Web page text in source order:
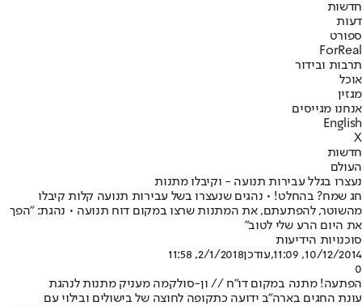
חדשות
דעות
ספורט
ForReal
תרבות ובידור
אוכל
מגזין
אנחנו מגייסים
English
X
חדשות
העולם
נעצרו בגלל עבירות תנועה - וקיבלו מתנות
חג שמח? בהחלט! • נהגים שנעצרו בשל עבירות תנועה קלות קיבלו
מהשוטר, להפתעתם, את המתנות שרצו במקום דוח תנועה • נהגת: "הפך
את היום הרע שלי לטוב"
סוכנויות הידיעות
10/12/2014, 11:09
,עודכן2/1/2018, 11:58
0
הפתעה! מתנה במקום דו"ח // ון-סולקמה מעניק מתנות לנהגת
עונת החגים בארה"ב ידועה כתקופה לחוצה של בישולים ובילוי עם